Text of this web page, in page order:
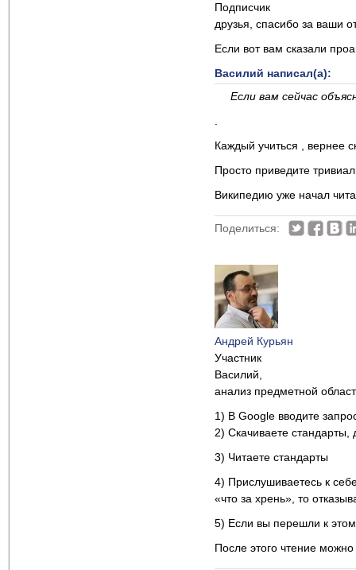
Подписчик
друзья, спасибо за ваши
Если вот вам сказали
Василий написал(а):
Если вам сейчас
Каждый учиться , вернее
Просто приведите
Википедию уже начал
Поделиться:
Андрей Курьян
Участник
Василий,
анализ предметной
1) В Google вводите
2) Скачиваете
3) Читаете стандарты
4) Прислушиваетесь к
«что за хрень», то
5) Если вы перешли к
После этого чтение